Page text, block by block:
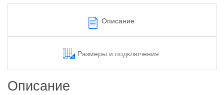
Описание
Размеры и подключения
Описание